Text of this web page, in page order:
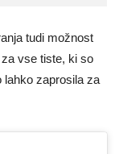
tudi možnost
vse tiste, ki so
lahko zaprosila za